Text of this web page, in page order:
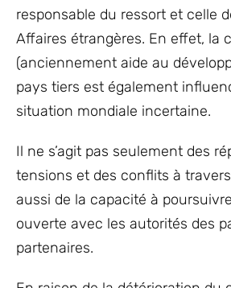
responsable du ressort et celle
Affaires étrangères. En effet, la
(anciennement aide au
pays tiers est également
situation mondiale incertaine.
Il ne s’agit pas seulement des
tensions et des conflits à
aussi de la capacité à
ouverte avec les autorités des
partenaires.